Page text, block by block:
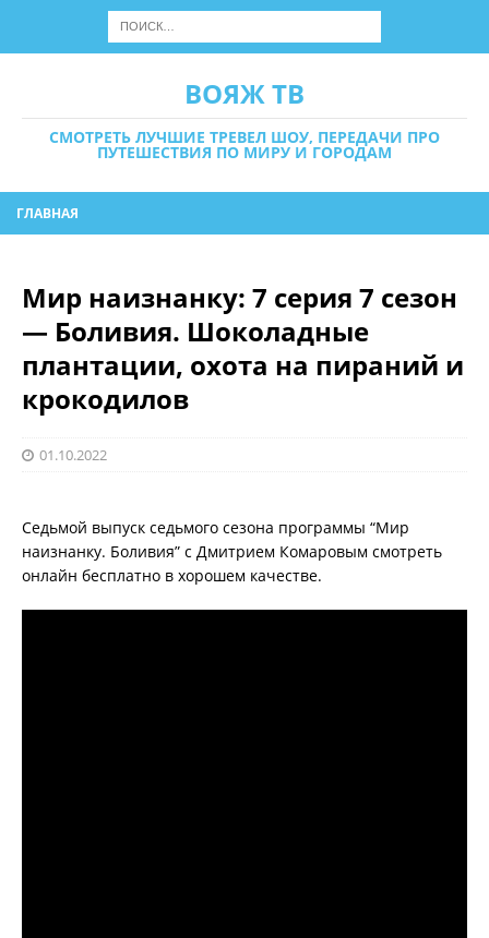
ВОЯЖ ТВ
СМОТРЕТЬ ЛУЧШИЕ ТРЕВЕЛ ШОУ, ПЕРЕДАЧИ ПРО
ПУТЕШЕСТВИЯ ПО МИРУ И ГОРОДАМ
ГЛАВНАЯ
Мир наизнанку: 7 серия 7 сезон
— Боливия. Шоколадные
плантации, охота на пираний и
крокодилов
01.10.2022
Седьмой выпуск седьмого сезона программы “Мир
наизнанку. Боливия” с Дмитрием Комаровым смотреть
онлайн бесплатно в хорошем качестве.